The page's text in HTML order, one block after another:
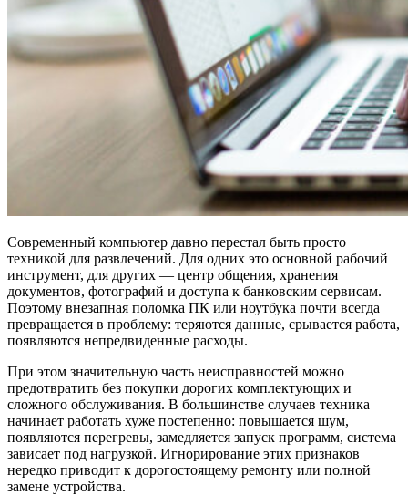
Современный компьютер давно перестал быть просто
техникой для развлечений. Для одних это основной рабочий
инструмент, для других — центр общения, хранения
документов, фотографий и доступа к банковским сервисам.
Поэтому внезапная поломка ПК или ноутбука почти всегда
превращается в проблему: теряются данные, срывается работа,
появляются непредвиденные расходы.
При этом значительную часть неисправностей можно
предотвратить без покупки дорогих комплектующих и
сложного обслуживания. В большинстве случаев техника
начинает работать хуже постепенно: повышается шум,
появляются перегревы, замедляется запуск программ, система
зависает под нагрузкой. Игнорирование этих признаков
нередко приводит к дорогостоящему ремонту или полной
замене устройства.